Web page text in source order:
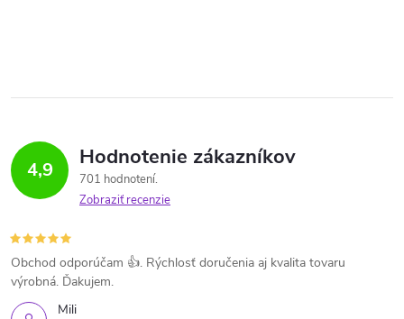
4,9 Hodnotenie zákazníkov
701 hodnotení
Zobraziť recenzie
Mili
Obchod odporúčam 👍. Rýchlosť doručenia aj kvalita tovaru
výrobná. Ďakujem.